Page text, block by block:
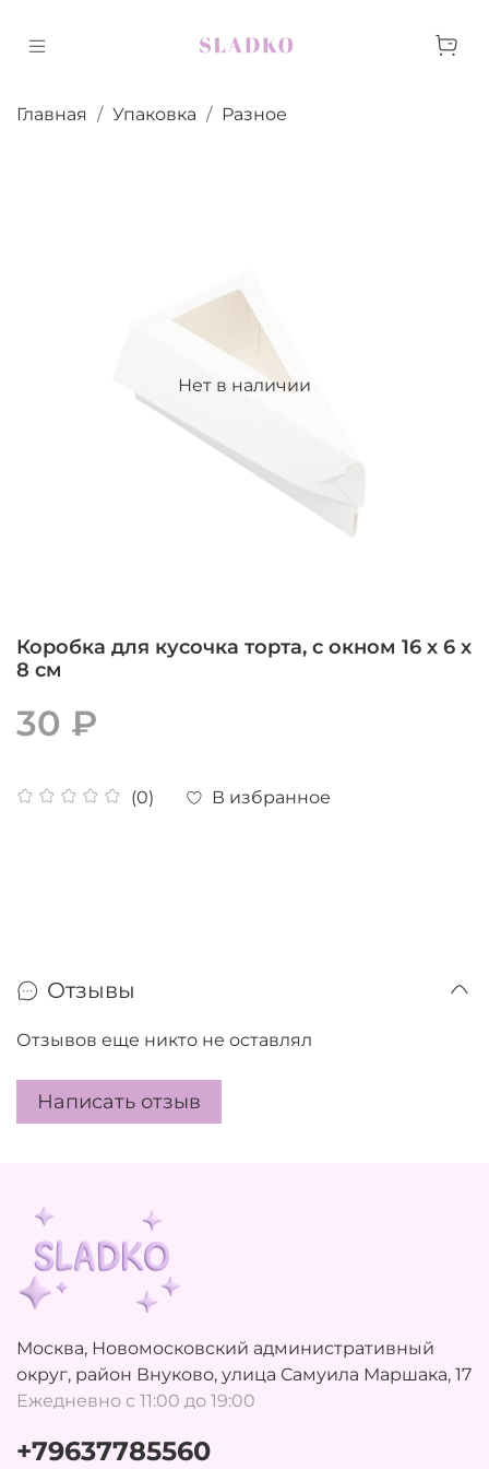
Главная Упаковка Разное
Нет в наличии
Коробка для кусочка торта, с окном 16 х 6 х
8 см
(0) В избранное
30 ₽
Отзывы
Отзывов еще никто не оставлял
Написать отзыв
Москва, Новомосковский административный
округ, район Внуково, улица Самуила Маршака, 17
Ежедневно с 11:00 до 19:00
+79637785560